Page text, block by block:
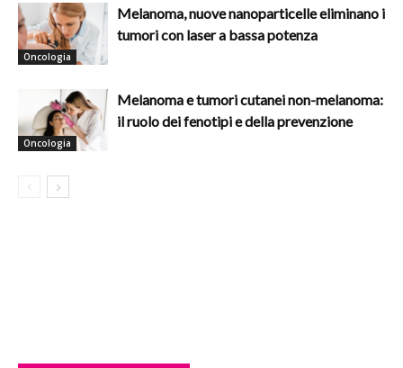
Oncologia
Melanoma, nuove nanoparticelle eliminano i
tumori con laser a bassa potenza
Oncologia
Melanoma e tumori cutanei non-melanoma:
il ruolo dei fenotipi e della prevenzione